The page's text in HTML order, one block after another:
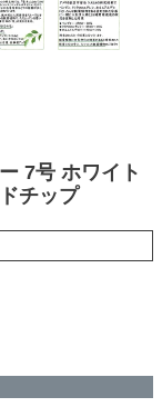
7号 ホワイト
チップ